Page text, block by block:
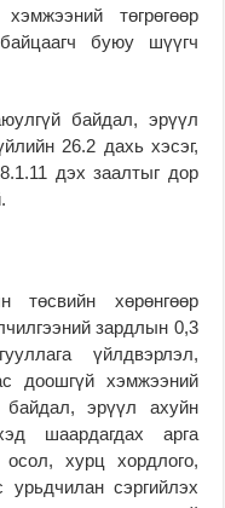
төгрөгөөр
буюу шүүгч
байдал, эрүүл
26.2 дахь хэсэг,
дэх заалтыг дор
төсвийн хөрөнгөөр
зардлын 0,3
үйлдвэрлэл,
доошгүй хэмжээний
байдал, эрүүл ахуйн
шаардагдах арга
хурц хордлого,
урьдчилан сэргийлэх